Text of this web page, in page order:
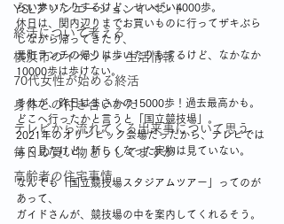
YSLアソシエーションイベント
終活について考える
横浜市のイベント・生活情報
70代女性が始める終活
身体との付き合いかた
テレビから流れてくる出来事について思う
毎日の買い物どうしてますか
高齢者の住宅事情
らい歩いたりするけど、せいぜい4000歩。
休日は、関内辺りまでお買いものに行ってザキぶら
しながら帰ってきたり、
元町ランチの帰りは歩いたりもするけど、なかなか
10000歩は歩けない。
それが、昨日はまさかの15000歩！過去最高かも。
どこへ行ったかと言うと「国立競技場」。
2021年のオリンピック会場だったから、テレビでは
よく見たけど、新しくなった実物は見ていない。
なんでも「国立競技場スタジアムツアー」ってのが
あって、
ガイドさんが、競技場の中を案内してくれるそう。